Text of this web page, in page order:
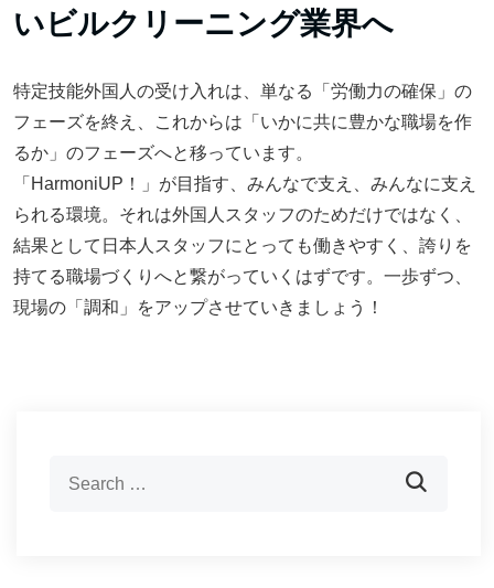
いビルクリーニング業界へ
特定技能外国人の受け入れは、単なる「労働力の確保」の
フェーズを終え、これからは「いかに共に豊かな職場を作
るか」のフェーズへと移っています。
「HarmoniUP！」が目指す、みんなで支え、みんなに支え
られる環境。それは外国人スタッフのためだけではなく、
結果として日本人スタッフにとっても働きやすく、誇りを
持てる職場づくりへと繋がっていくはずです。一歩ずつ、
現場の「調和」をアップさせていきましょう！